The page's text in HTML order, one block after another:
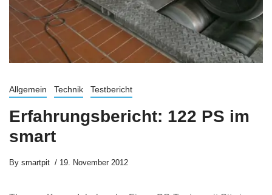
Allgemein Technik Testbericht
Erfahrungsbericht: 122 PS im
smart
By smartpit 19. November 2012